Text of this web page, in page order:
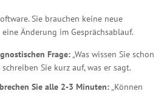
Sie brauchen keine neue
Änderung im Gesprächsablauf.
Frage:„Was wissen Sie schon
Sie kurz auf, was er sagt.
Sie alle 2-3 Minuten:„Können